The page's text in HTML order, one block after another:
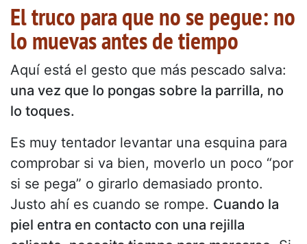
El truco para que no se pegue: no
lo muevas antes de tiempo
Aquí está el gesto que más pescado salva:
una vez que lo pongas sobre la parrilla, no
lo toques.
Es muy tentador levantar una esquina para
comprobar si va bien, moverlo un poco “por
si se pega” o girarlo demasiado pronto.
Justo ahí es cuando se rompe. Cuando la
piel entra en contacto con una rejilla